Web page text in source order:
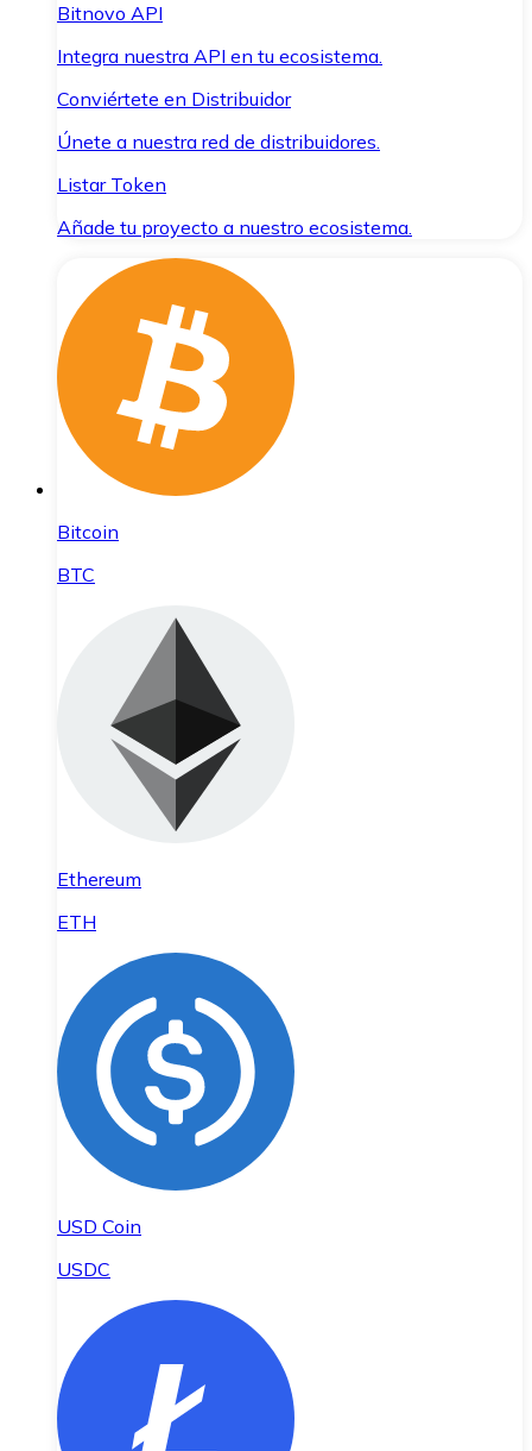
Bitnovo API
Integra nuestra API en tu ecosistema.
Conviértete en Distribuidor
Únete a nuestra red de distribuidores.
Listar Token
Añade tu proyecto a nuestro ecosistema.
Bitcoin
BTC
Ethereum
ETH
USD Coin
USDC